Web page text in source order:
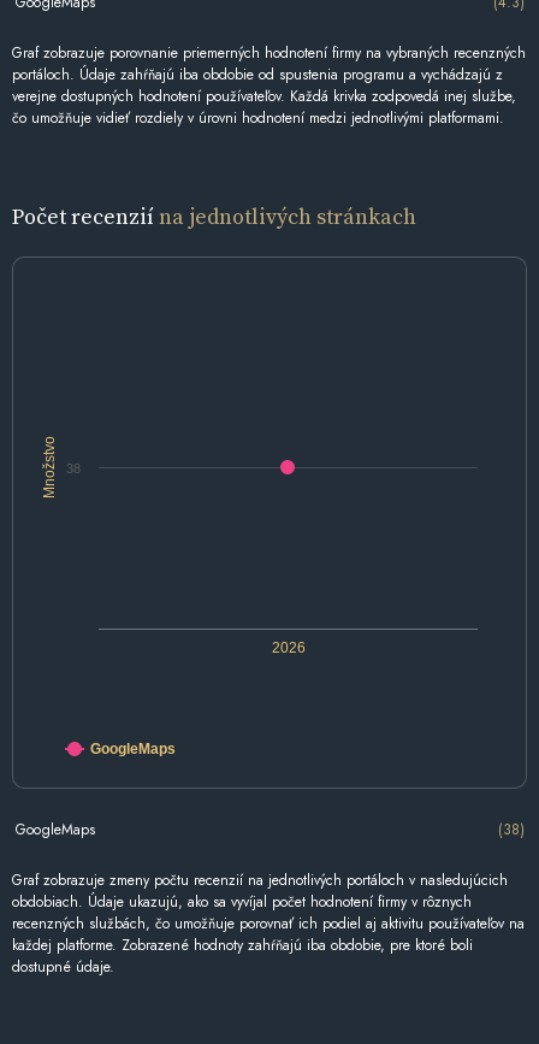
Graf zobrazuje porovnanie priemerných hodnotení firmy na vybraných recenzných
portáloch. Údaje zahŕňajú iba obdobie od spustenia programu a vychádzajú z
verejne dostupných hodnotení používateľov. Každá krivka zodpovedá inej službe,
čo umožňuje vidieť rozdiely v úrovni hodnotení medzi jednotlivými platformami.
Počet recenziína jednotlivých stránkach
Množstvo
2026
38
GoogleMaps
GoogleMaps (38)
Graf zobrazuje zmeny počtu recenzií na jednotlivých portáloch v nasledujúcich
obdobiach. Údaje ukazujú, ako sa vyvíjal počet hodnotení firmy v rôznych
recenzných službách, čo umožňuje porovnať ich podiel aj aktivitu používateľov na
každej platforme. Zobrazené hodnoty zahŕňajú iba obdobie, pre ktoré boli
dostupné údaje.